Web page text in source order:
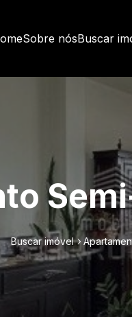
Sobre nósBuscar
Buscar imóvel